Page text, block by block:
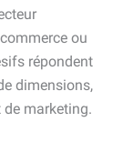
ou
répondent
dimensions,
marketing.